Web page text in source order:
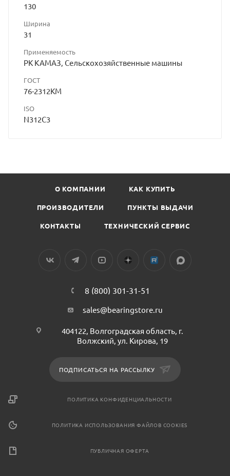
130
Ширина
31
Применяемость
РК КАМАЗ, Сельскохозяйственные машины
ГОСТ
76-2312КМ
ISO
N312C3
О КОМПАНИИ КАК КУПИТЬ
ПРОИЗВОДИТЕЛИ ПУНКТЫ ВЫДАЧИ
КОНТАКТЫ ТЕХНИЧЕСКИЙ СЕРВИС
8 (800) 301-31-51
sales@bearingstore.ru
404122, Волгоградская область, г.
Волжский, ул. Кирова, 19
ПОДПИСАТЬСЯ НА РАССЫЛКУ
ПОЛИТИКА КОНФИДЕНЦИАЛЬНОСТИ
ПОЛИТИКА ИСПОЛЬЗОВАНИЯ ФАЙЛОВ COOKIES
ПУБЛИЧНАЯ ОФЕРТА